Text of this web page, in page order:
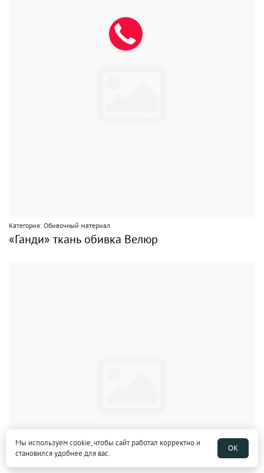
Категория: Обивочный материал
«Ганди» ткань обивка Велюр
Мы используем cookie, чтобы сайт работал корректно и
становился удобнее для вас.
ОК